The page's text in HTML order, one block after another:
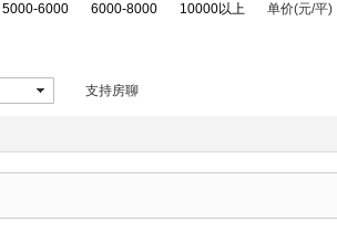
5000-6000 6000-8000 10000以上 单价(元/平)
支持房聊